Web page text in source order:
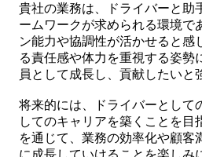
貴社の業務は、ドライバーと助
ームワークが求められる環境で
ン能力や協調性が活かせると感
る責任感や体力を重視する姿勢
員として成長し、貢献したいと
将来的には、ドライバーとして
してのキャリアを築くことを
を通じて、業務の効率化や顧客
に成長していけることを楽しみ